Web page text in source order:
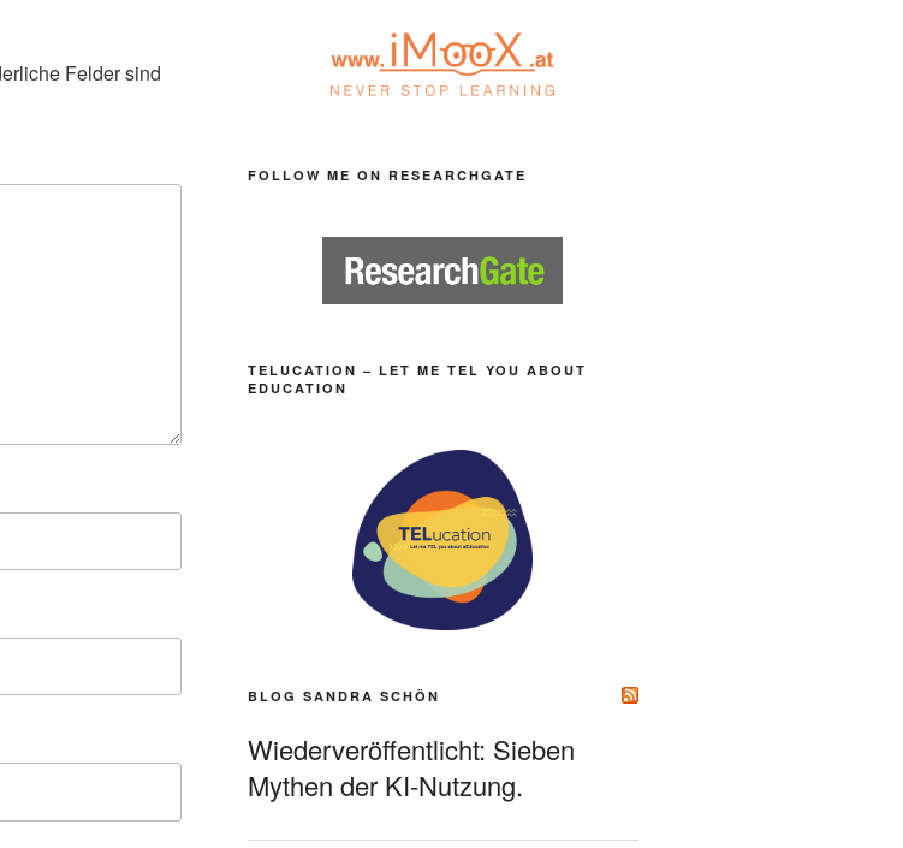
Felder sind
FOLLOW ME ON RESEARCHGATE
TELUCATION – LET ME TEL YOU ABOUT
EDUCATION
BLOG SANDRA SCHÖN
Wiederveröffentlicht: Sieben
Mythen der KI-Nutzung.